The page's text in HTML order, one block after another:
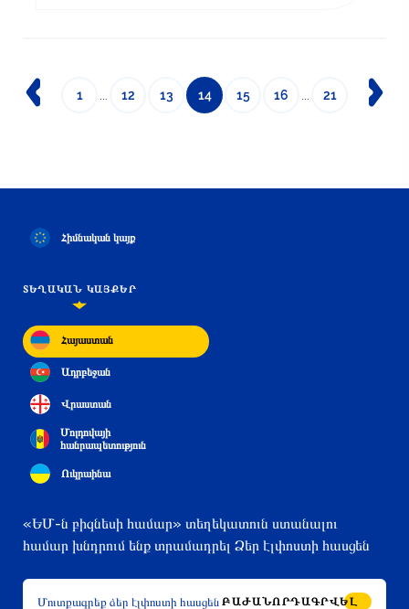
1 12 13 14 15 16 21
Հիմնական կայք
ՏԵՂԱԿԱՆ ԿԱՅՔԵՐ
Հայաստան
Ադրբեջան
Վրաստան
Մոլդովայի
հանրապետություն
Ուկրաինա
«ԵՄ-ն բիզնեսի համար» տեղեկատուն ստանալու
համար խնդրում ենք տրամադրել Ձեր էլփոստի հասցեն
ԲԱԺԱՆՈՐԴԱԳՐՎԵԼ